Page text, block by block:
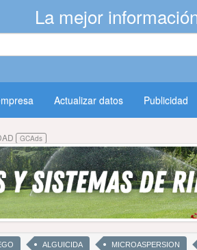
La mejor
Actualizar datos Publicidad
GCAds
ALGUICIDA MICROASPERSION